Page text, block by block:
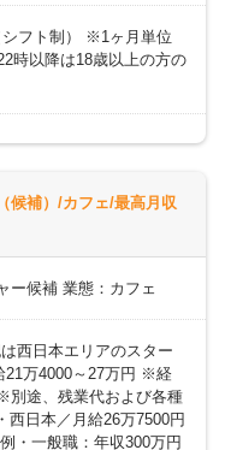
フト制） ※1ヶ月単位
時以降は18歳以上の方の
候補）/カフェ/最高月収
ー候補 業態：カフェ
西日本エリアのスター
21万4000～27万円 ※経
別途、残業代および各種
日本／月給26万7500円
・一般職：年収300万円